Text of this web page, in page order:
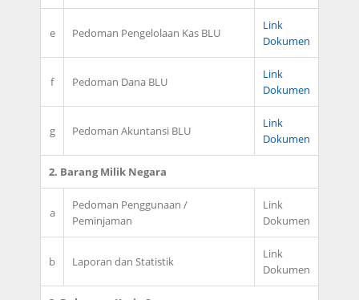
e Pedoman Pengelolaan Kas BLU
Link
Dokumen
f Pedoman Dana BLU
Link
Dokumen
g Pedoman Akuntansi BLU
Link
Dokumen
2. Barang Milik Negara
a
Pedoman Penggunaan /
Peminjaman
Link
Dokumen
b Laporan dan Statistik
Link
Dokumen